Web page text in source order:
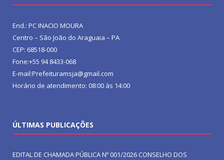
End.: PC INACIO MOURA
Centro – São João do Araguaia – PA
CEP: 68518-000
Fone:+55 94 8433-068
E-mail:Prefeituramsja@gmail.com
Horário de atendimento: 08:00 às 14:00
ÚLTIMAS PUBLICAÇÕES
EDITAL DE CHAMADA PÚBLICA Nº 001/2026 CONSELHO DOS